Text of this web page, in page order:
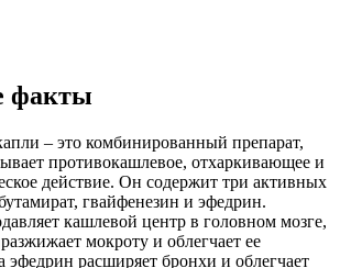
факты
– это комбинированный препарат,
противокашлевое, отхаркивающее и
действие. Он содержит три активных
гвайфенезин и эфедрин.
кашлевой центр в головном мозге,
мокроту и облегчает ее
эфедрин расширяет бронхи и облегчает